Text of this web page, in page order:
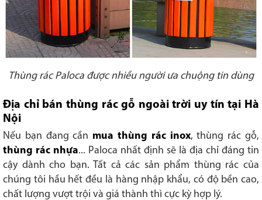
Thùng rác Paloca được nhiều người ưa chuộng tin dùng
Địa chỉ bán thùng rác gỗ ngoài trời uy tín tại Hà
Nội
Nếu bạn đang cần mua thùng rác inox, thùng rác gỗ,
thùng rác nhựa... Paloca nhất định sẽ là địa chỉ đáng tin
cậy dành cho bạn. Tất cả các sản phẩm thùng rác của
chúng tôi hầu hết đều là hàng nhập khẩu, có độ bền cao,
chất lượng vượt trội và giá thành thì cực kỳ hợp lý.